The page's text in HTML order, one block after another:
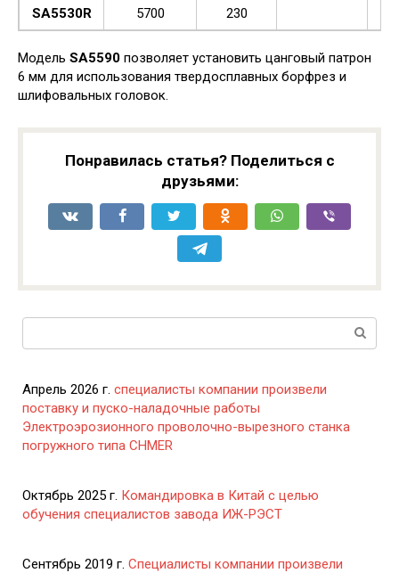
SA5530R
5700 230
Модель SA5590 позволяет установить цанговый патрон
6 мм для использования твердосплавных борфрез и
шлифовальных головок.
Понравилась статья? Поделиться с
друзьями:
Апрель 2026 г. специалисты компании произвели
поставку и пуско-наладочные работы
Электроэрозионного проволочно-вырезного станка
погружного типа CHMER
Октябрь 2025 г. Командировка в Китай с целью
обучения специалистов завода ИЖ-РЭСТ
Сентябрь 2019 г. Специалисты компании произвели